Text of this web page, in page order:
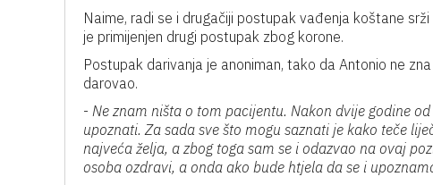
Naime, radi se i drugačiji postupak vađenja koštane
je primijenjen drugi postupak zbog korone.
Postupak darivanja je anoniman, tako da Antonio ne
darovao.
- Ne znam ništa o tom pacijentu. Nakon dvije godine
upoznati. Za sada sve što mogu saznati je kako teče
najveća želja, a zbog toga sam se i odazvao na ovaj
osoba ozdravi, a onda ako bude htjela da se i